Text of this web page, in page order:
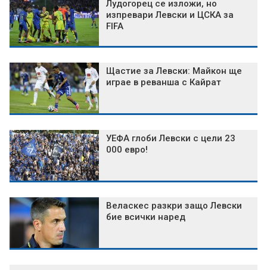
Лудогорец се изложи, но
изпревари Левски и ЦСКА за
FIFA
Щастие за Левски: Майкон ще
играе в реванша с Кайрат
УЕФА глоби Левски с цели 23
000 евро!
Веласкес разкри защо Левски
бие всички наред